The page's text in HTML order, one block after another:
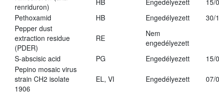
renriduron)
HB Engedélyezett
15/
Pethoxamid
HB Engedélyezett
30/
Pepper dust
extraction residue
(PDER)
RE
Nem
engedélyezett
S-abscisic acid
PG Engedélyezett
15/
Pepino mosaic virus
strain CH2 isolate
1906
EL, VI Engedélyezett 07/